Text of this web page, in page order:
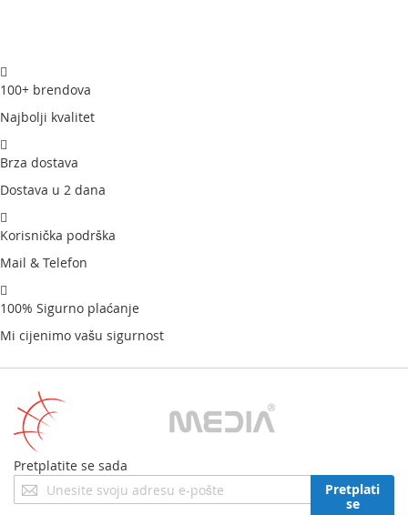
100+ brendova
Najbolji kvalitet
Brza dostava
Dostava u 2 dana
Korisnička podrška
Mail & Telefon
100% Sigurno plaćanje
Mi cijenimo vašu sigurnost
Pretplatite se sada
Prijavite
se
Pretplati
se